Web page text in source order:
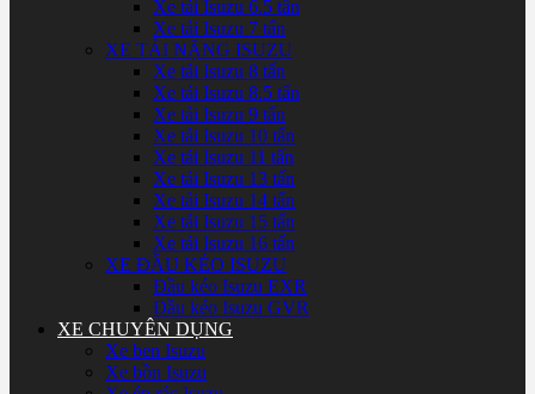
Xe tải Isuzu 6.5 tấn
Xe tải Isuzu 7 tấn
XE TẢI NẶNG ISUZU
Xe tải Isuzu 8 tấn
Xe tải Isuzu 8.5 tấn
Xe tải Isuzu 9 tấn
Xe tải Isuzu 10 tấn
Xe tải Isuzu 11 tấn
Xe tải Isuzu 13 tấn
Xe tải Isuzu 14 tấn
Xe tải Isuzu 15 tấn
Xe tải Isuzu 16 tấn
XE ĐẦU KÉO ISUZU
Đầu kéo Isuzu EXR
Đầu kéo Isuzu GVR
XE CHUYÊN DỤNG
Xe ben Isuzu
Xe bồn Isuzu